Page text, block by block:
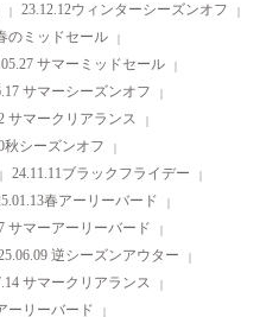
23.12.12ウィンターシーズンオフ
のミッドセール
サマーミッドセール
サマーシーズンオフ
サマークリアランス
秋シーズンオフ
24.11.11ブラックフライデー
春アーリーバード
サマーアーリーバード
逆シーズンアウター
サマークリアランス
ーリーバード